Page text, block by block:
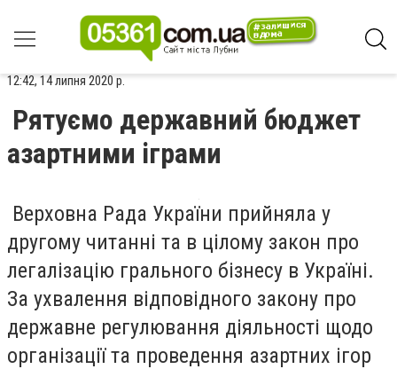
12:42, 14 липня 2020 р.
Рятуємо державний бюджет
азартними іграми
Верховна Рада України прийняла у
другому читанні та в цілому закон про
легалізацію грального бізнесу в Україні.
За ухвалення відповідного закону про
державне регулювання діяльності щодо
організації та проведення азартних ігор